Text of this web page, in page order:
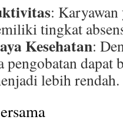
:
tingkat
Kesehatan:
pengobatan dapat
lebih rendah.